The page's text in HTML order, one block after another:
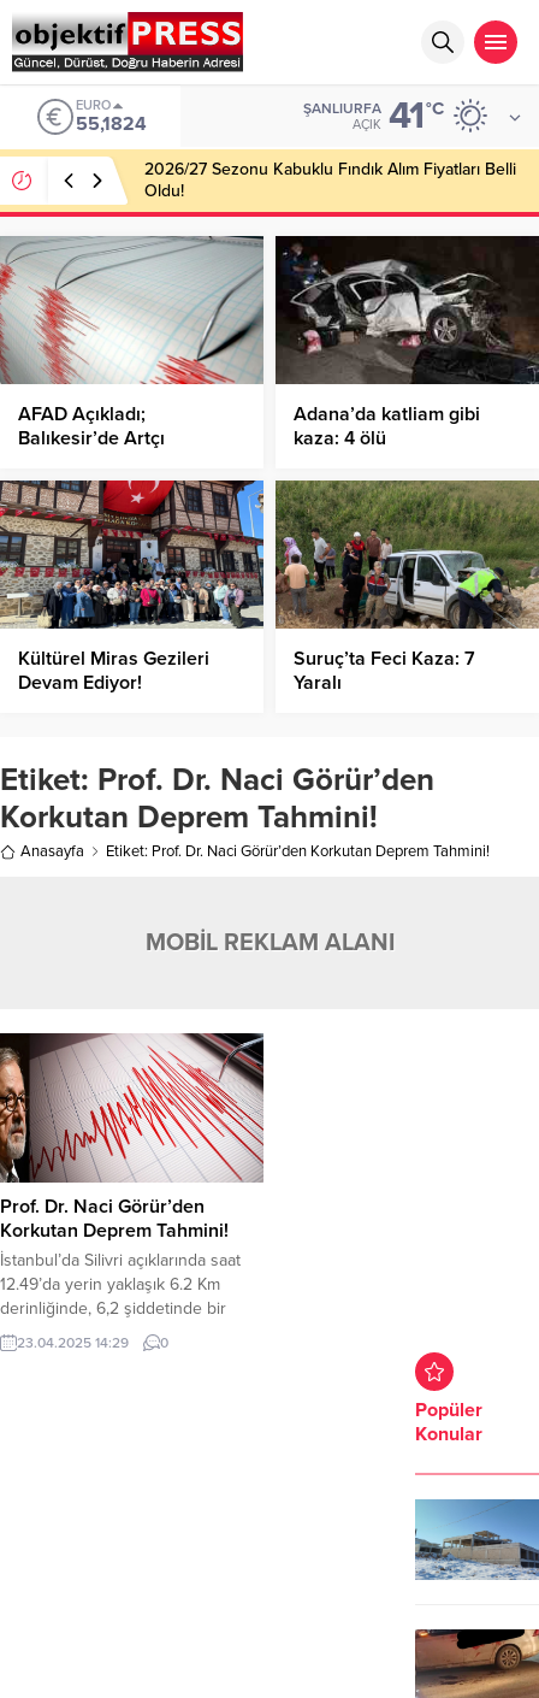
EURO
55,1824
ŞANLIURFA
AÇIK 41°C
2026/27 Sezonu Kabuklu Fındık Alım Fiyatları Belli
Oldu!
AFAD Açıkladı;
Balıkesir’de Artçı
Adana’da katliam gibi
kaza: 4 ölü
Kültürel Miras Gezileri
Devam Ediyor!
Suruç’ta Feci Kaza: 7
Yaralı
Etiket: Prof. Dr. Naci Görür’den
Korkutan Deprem Tahmini!
Anasayfa Etiket: Prof. Dr. Naci Görür’den Korkutan Deprem Tahmini!
MOBİL REKLAM ALANI
Prof. Dr. Naci Görür’den
Korkutan Deprem Tahmini!
İstanbul’da Silivri açıklarında saat
12.49’da yerin yaklaşık 6.2 Km
derinliğinde, 6,2 şiddetinde bir
deprem meydana geldi. Deprem
sonrası Prof. Dr. Naci Görür, sosyal
23.04.2025 14:29 0
Popüler
Konular